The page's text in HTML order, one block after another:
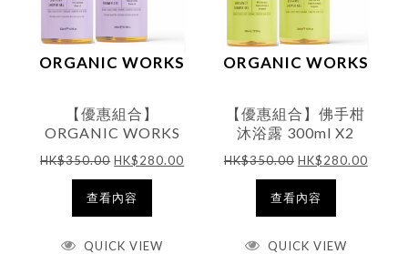
ORGANIC WORKS
【優惠組合】
ORGANIC WORKS
– 薰衣草沐浴露
300ml X2
HK$350.00 HK$280.00
查看內容
QUICK VIEW
ORGANIC WORKS
【優惠組合】佛手柑
沐浴露 300ml X2
HK$350.00 HK$280.00
查看內容
QUICK VIEW